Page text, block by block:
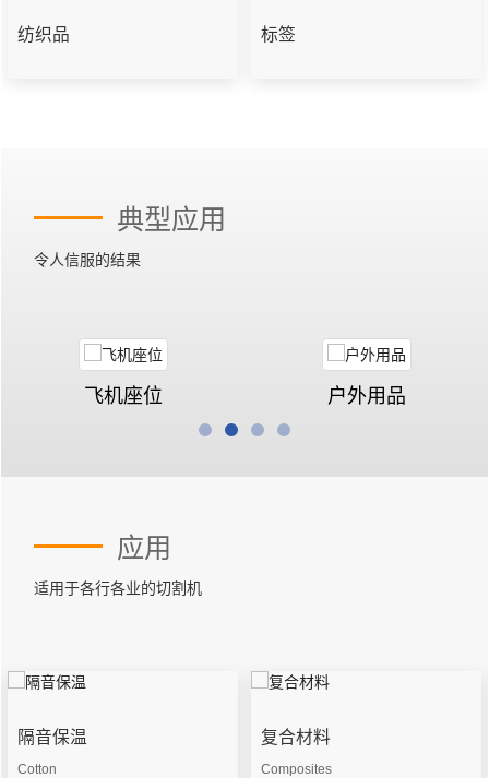
纺织品 标签
典型应用
令人信服的结果
飞机座位 户外用品
应用
适用于各行各业的切割机
隔音保温
Cotton
复合材料
Composites